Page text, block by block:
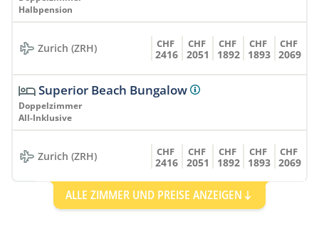
Halbpension
Zurich (ZRH) CHF
2416
CHF
2051
CHF
1892
CHF
1893
CHF
2069
Superior Beach Bungalow
Doppelzimmer
All-Inklusive
Zurich (ZRH) CHF
2416
CHF
2051
CHF
1892
CHF
1893
CHF
2069
Superior Beach Bungalow
Doppelzimmer
ALLE ZIMMER UND PREISE ANZEIGEN